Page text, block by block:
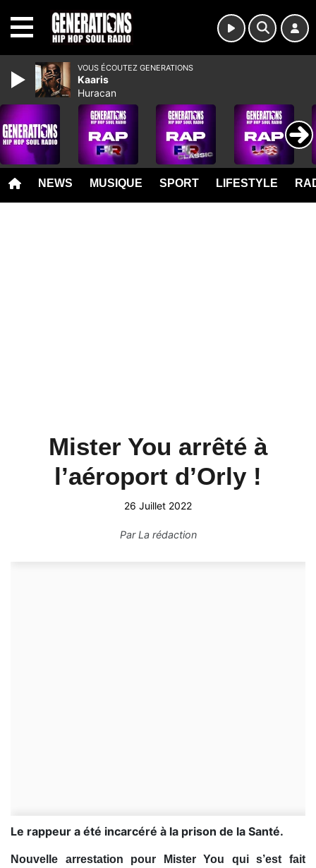
NEWS MUSIQUE SPORT LIFESTYLE
Mister You arrêté à
l’aéroport d’Orly !
26 Juillet 2022
ParLa rédaction
Le rappeur a été incarcéré à la prison de la Santé.
Nouvelle arrestation pour Mister You qui s’est fait
VOUS ÉCOUTEZ GENERATIONS
Kaaris
Huracan